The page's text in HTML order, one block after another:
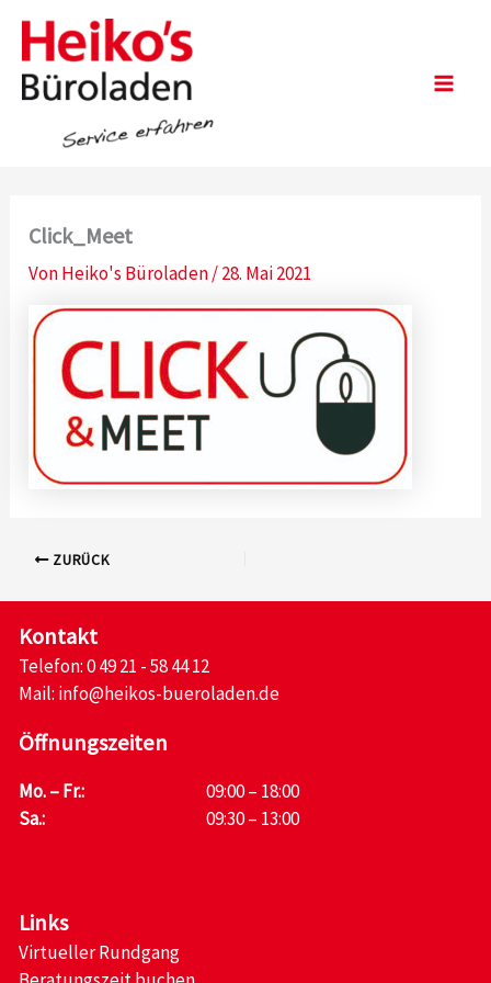
Inhalt
springen
Click_Meet
VonHeiko's Büroladen/28. Mai 2021
ZURÜCK
Kontakt
Telefon:0 49 21 - 58 44 12
Mail: info@heikos-bueroladen.de
Öffnungszeiten
Mo. – Fr.:
09:00 – 18:00
Sa.:
09:30 – 13:00
Links
Virtueller Rundgang